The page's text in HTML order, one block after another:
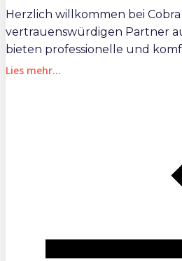
Herzlich willkommen bei
vertrauenswürdigen Partner
bieten professionelle und
Lies mehr...